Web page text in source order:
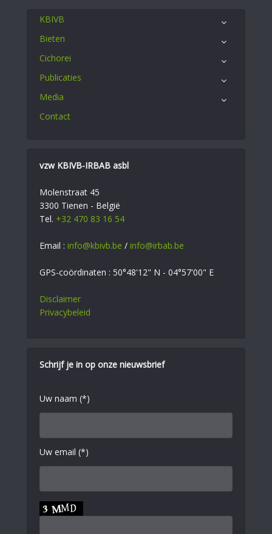
KBIVB
Bieten
Cichorei
Publicaties
Media
Contact
vzw KBIVB-IRBAB asbl
Molenstraat 45
3300 Tienen - België
Tel. +32 470 83 16 54
Email : info@kbivb.be / info@irbab.be
GPS-coördinaten : 50°48'12" N - 04°57'00" E
Disclaimer
Privacybeleid
Schrijf je in op onze nieuwsbrief
Uw naam (*)
Uw email (*)